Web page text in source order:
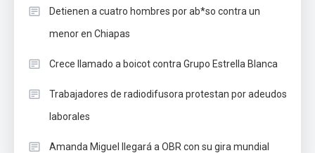
Detienen a cuatro hombres por ab*so contra un
menor en Chiapas
Crece llamado a boicot contra Grupo Estrella Blanca
Trabajadores de radiodifusora protestan por adeudos
laborales
Amanda Miguel llegará a OBR con su gira mundial